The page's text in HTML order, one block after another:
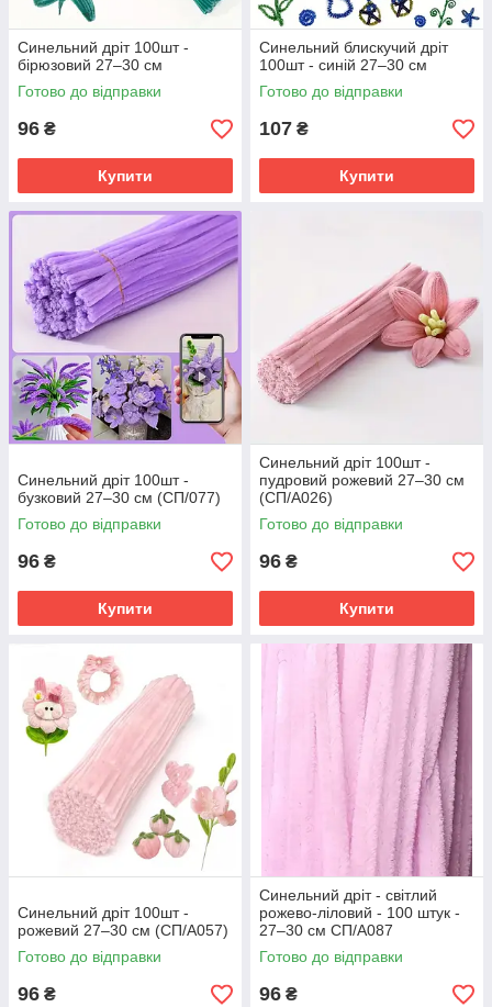
Синельний дріт 100шт -
бірюзовий 27–30 см
Готово до відправки
96 ₴
Купити
Синельний блискучий дріт
100шт - синій 27–30 см
Готово до відправки
107 ₴
Купити
Синельний дріт 100шт -
бузковий 27–30 см (СП/077)
Готово до відправки
96 ₴
Купити
Синельний дріт 100шт -
пудровий рожевий 27–30 см
(СП/А026)
Готово до відправки
96 ₴
Купити
Синельний дріт 100шт -
рожевий 27–30 см (СП/А057)
Готово до відправки
96 ₴
Синельний дріт - світлий
рожево-ліловий - 100 штук -
27–30 см СП/А087
Готово до відправки
96 ₴